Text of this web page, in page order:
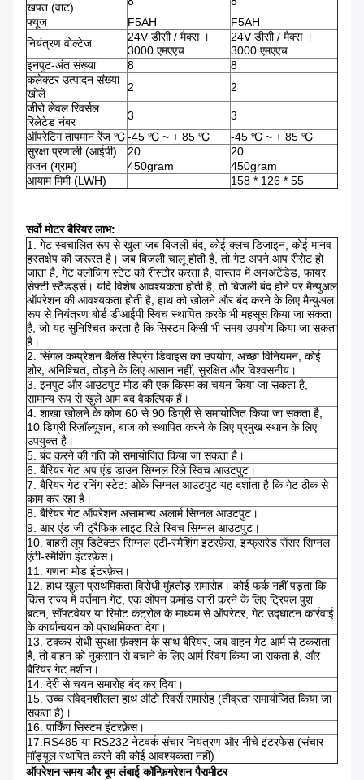
खपत (वाट)
फ्यूज
F5AH
F5AH
नियंत्रण वोल्टेज
24V डीसी / मैक्स ।
3000 एमएएच
24V डीसी / मैक्स ।
3000 एमएएच
इनपुट-अंत संख्या
8
8
कलेक्टर उत्पादन संख्या
खोलें
2
2
जीरो लेवल रिवर्सल
रिलेटेड नंबर
3
3
ऑपरेटिंग तापमान रेंज ℃-45 ℃ ~ + 85 ℃
-45 ℃ ~ + 85 ℃
सुरक्षा प्रणाली (आईपी)
20
20
वजन (ग्राम)
450gram
450gram
आयाम मिमी (LWH)
158 * 126 * 55
सर्वो मोटर बैरियर लाभ:
1. गेट स्वचालित रूप से खुला जब बिजली बंद, कोई क्लच डिजाइन, कोई मानव
हस्तक्षेप की जरूरत है। जब बिजली चालू होती है, तो गेट अपने आप रीसेट हो
जाता है, गेट क्लोजिंग स्टेट को रीस्टोर करता है, वास्तव में अनअटेंडेड, फायर
सेफ्टी स्टैंडर्ड्स। यदि विशेष आवश्यकता होती है, तो बिजली बंद होने पर मैन्युअल
ऑपरेशन की आवश्यकता होती है, हाथ को खोलने और बंद करने के लिए मैन्युअल
रूप से नियंत्रण बोर्ड डीआईपी स्विच स्थापित करके भी महसूस किया जा सकता
है, जो यह सुनिश्चित करता है कि सिस्टम किसी भी समय उपयोग किया जा सकता
है।
2. सिंगल कम्प्रेशन बैलेंस स्प्रिंग डिवाइस का उपयोग, अच्छा विनियमन, कोई
शोर, अनिश्चित, तोड़ने के लिए आसान नहीं, सुरक्षित और विश्वसनीय।
3. इनपुट और आउटपुट मोड की एक किस्म का चयन किया जा सकता है,
सामान्य रूप से खुले आम बंद वैकल्पिक हैं।
4. शाखा खोलने के कोण 60 से 90 डिग्री से समायोजित किया जा सकता है,
10 डिग्री रिज़ॉल्यूशन, बाज को स्थापित करने के लिए प्रमुख स्थान के लिए
उपयुक्त है।
5. बंद करने की गति को समायोजित किया जा सकता है।
6. बैरियर गेट अप एंड डाउन सिग्नल रिले स्विच आउटपुट।
7. बैरियर गेट रनिंग स्टेट: ओके सिग्नल आउटपुट यह दर्शाता है कि गेट ठीक से
काम कर रहा है।
8. बैरियर गेट ऑपरेशन असामान्य अलार्म सिग्नल आउटपुट।
9. आर एंड जी ट्रैफिक लाइट रिले स्विच सिग्नल आउटपुट।
10. बाहरी लूप डिटेक्टर सिग्नल एंटी-स्मैशिंग इंटरफ़ेस, इन्फ्रारेड सेंसर सिग्नल
एंटी-स्मैशिंग इंटरफ़ेस।
11. गणना मोड इंटरफ़ेस।
12. हाथ खुला प्राथमिकता विरोधी मुंहतोड़ समारोह। कोई फर्क नहीं पड़ता कि
किस राज्य में वर्तमान गेट, एक ओपन कमांड जारी करने के लिए ट्रिपल पुश
बटन, सॉफ्टवेयर या रिमोट कंट्रोल के माध्यम से ऑपरेटर, गेट उद्घाटन कार्रवाई
के कार्यान्वयन को प्राथमिकता देगा।
13. टक्कर-रोधी सुरक्षा फ़ंक्शन के साथ बैरियर, जब वाहन गेट आर्म से टकराता
है, तो वाहन को नुकसान से बचाने के लिए आर्म स्विंग किया जा सकता है, और
बैरियर गेट मशीन।
14. देरी से चयन समारोह बंद कर दिया।
15. उच्च संवेदनशीलता हाथ ऑटो रिवर्स समारोह (तीव्रता समायोजित किया जा
सकता है)।
16. पार्किंग सिस्टम इंटरफ़ेस।
17.RS485 या RS232 नेटवर्क संचार नियंत्रण और नीचे इंटरफेस (संचार
मॉड्यूल स्थापित करने की कोई आवश्यकता नहीं)
ऑपरेशन समय और बूम लंबाई कॉन्फ़िगरेशन पैरामीटर